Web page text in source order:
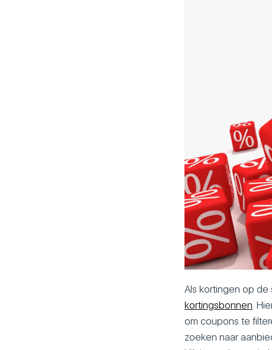
Als kortingen op de
kortingsbonnen .
om coupons te
zoeken naar